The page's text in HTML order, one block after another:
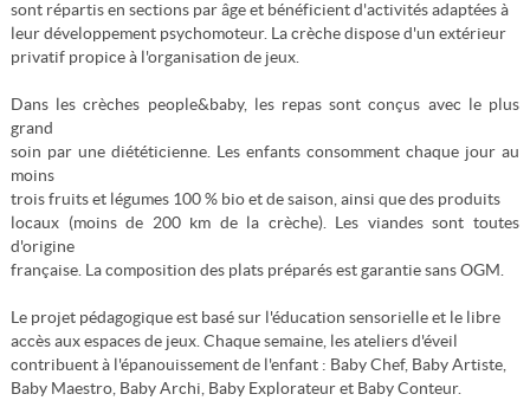
sont répartis en sections par âge et bénéficient d'activités adaptées à
leur développement psychomoteur. La crèche dispose d'un extérieur
privatif propice à l'organisation de jeux.
Dans les crèches people&baby, les repas sont conçus avec le plus
grand
soin par une diététicienne. Les enfants consomment chaque jour au
moins
trois fruits et légumes 100 % bio et de saison, ainsi que des produits
locaux (moins de 200 km de la crèche). Les viandes sont toutes
d'origine
française. La composition des plats préparés est garantie sans OGM.
Le projet pédagogique est basé sur l'éducation sensorielle et le libre
accès aux espaces de jeux. Chaque semaine, les ateliers d'éveil
contribuent à l'épanouissement de l'enfant : Baby Chef, Baby Artiste,
Baby Maestro, Baby Archi, Baby Explorateur et Baby Conteur.